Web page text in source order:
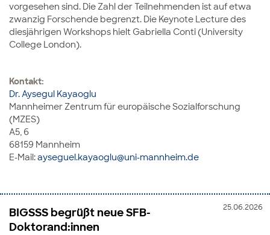
vorgesehen sind. Die Zahl der Teilnehmenden ist auf etwa
zwanzig Forschende begrenzt. Die Keynote Lecture des
diesjährigen Workshops hielt Gabriella Conti (University
College London).
Kontakt:
Dr. Aysegul Kayaoglu
Mannheimer Zentrum für europäische Sozialforschung
(MZES)
A5, 6
68159 Mannheim
E-Mail:ayseguel.kayaoglu@uni-mannheim.de
25.06.2026
BIGSSS begrüßt neue SFB-
Doktorand:innen